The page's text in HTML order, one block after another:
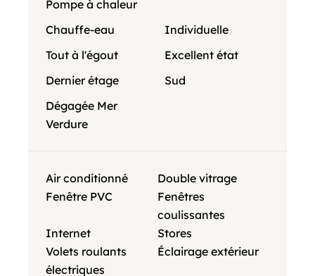
Pompe à chaleur
Chauffe-eau
Individuelle
Tout à l'égout
Excellent état
Dernier étage
Sud
Dégagée Mer
Verdure
Air conditionné
Double vitrage
Fenêtre PVC
Fenêtres
coulissantes
Internet
Stores
Volets roulants
électriques
Éclairage extérieur